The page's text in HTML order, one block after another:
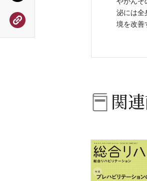
泌には全
境を改善
関